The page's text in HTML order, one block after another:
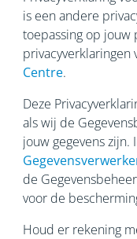
is een andere
toepassing op jouw
privacyverklaringen
Centre.
Deze
als wij de
jouw gegevens
de
voor de
Houd er rekening